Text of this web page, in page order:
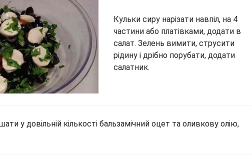
Кульки сиру нарізати навпіл, на 4
частини або платівками, додати в
салат. Зелень вимити, струсити
рідину і дрібно порубати, додати
салатник.
у довільній кількості бальзамічний оцет та оливкову олію,